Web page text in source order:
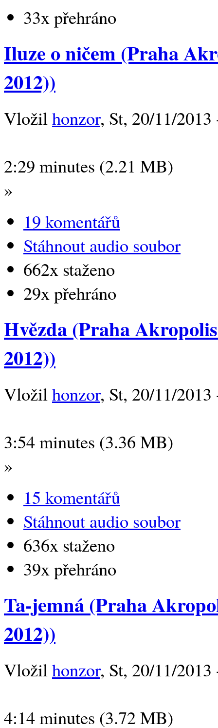
33x přehráno
Iluze o ničem (Praha
2012))
Vložilhonzor, St, 20/11/2013
2:29 minutes (2.21 MB)
»
19 komentářů
Stáhnout audio soubor
662x staženo
29x přehráno
Hvězda (Praha
2012))
Vložilhonzor, St, 20/11/2013
3:54 minutes (3.36 MB)
»
15 komentářů
Stáhnout audio soubor
636x staženo
39x přehráno
Ta-jemná (Praha
2012))
Vložilhonzor, St, 20/11/2013
4:14 minutes (3.72 MB)